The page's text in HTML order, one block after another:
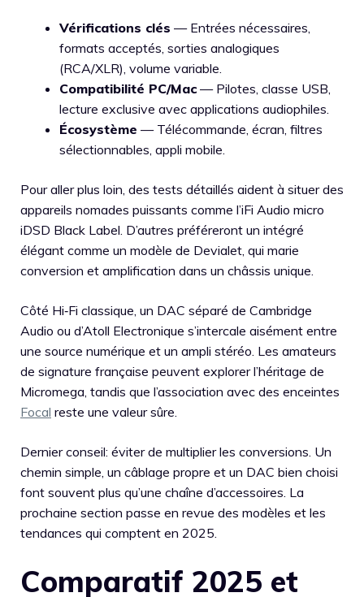
Vérifications clés — Entrées nécessaires,
formats acceptés, sorties analogiques
(RCA/XLR), volume variable.
Compatibilité PC/Mac— Pilotes, classe USB,
lecture exclusive avec applications audiophiles.
Écosystème — Télécommande, écran, filtres
sélectionnables, appli mobile.
Pour aller plus loin, des tests détaillés aident à situer des
appareils nomades puissants comme l’iFi Audio micro
iDSD Black Label. D’autres préféreront un intégré
élégant comme un modèle de Devialet, qui marie
conversion et amplification dans un châssis unique.
Côté Hi‑Fi classique, un DAC séparé de Cambridge
Audio ou d’Atoll Electronique s’intercale aisément entre
une source numérique et un ampli stéréo. Les amateurs
de signature française peuvent explorer l’héritage de
Micromega, tandis que l’association avec des enceintes
Focal reste une valeur sûre.
Dernier conseil: éviter de multiplier les conversions. Un
chemin simple, un câblage propre et un DAC bien choisi
font souvent plus qu’une chaîne d’accessoires. La
prochaine section passe en revue des modèles et les
tendances qui comptent en 2025.
Comparatif 2025 et